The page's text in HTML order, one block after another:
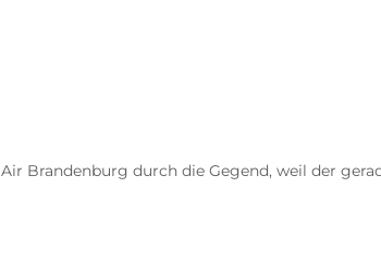
Brandenburg durch die Gegend, weil der